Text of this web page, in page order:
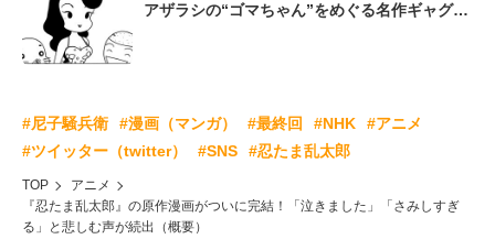
アザラシの“ゴマちゃん”をめぐる名作ギャグ4
#尼子騒兵衛 #漫画（マンガ） #最終回 #NHK
#アニメ
#ツイッター（twitter）
#SNS #忍たま乱太郎
TOP
アニメ
『忍たま乱太郎』の原作漫画がついに完結！「泣きました」「さみしすぎ
る」と悲しむ声が続出（概要）